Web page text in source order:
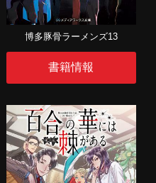
博多豚骨ラーメンズ13
書籍情報